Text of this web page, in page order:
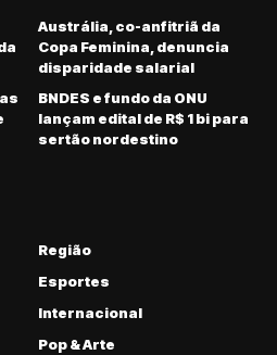
Austrália, co-anfitriã da
Copa Feminina, denuncia
disparidade salarial
BNDES e fundo da ONU
lançam edital de R$ 1 bi para
sertão nordestino
Região
Esportes
Internacional
Pop & Arte